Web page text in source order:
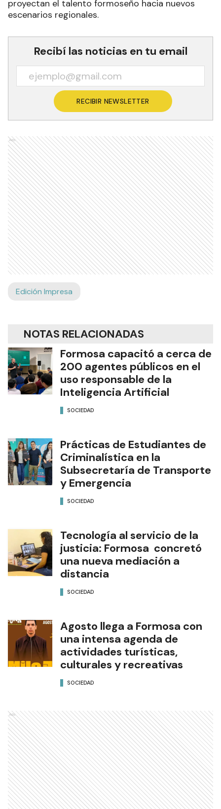
proyectan el talento formoseño hacia nuevos
escenarios regionales.
Recibí las noticias en tu email
RECIBIR NEWSLETTER
Ads
Edición Impresa
NOTAS RELACIONADAS
Formosa capacitó a cerca de
200 agentes públicos en el
uso responsable de la
Inteligencia Artificial
SOCIEDAD
Prácticas de Estudiantes de
Criminalística en la
Subsecretaría de Transporte
y Emergencia
SOCIEDAD
Tecnología al servicio de la
justicia: Formosa concretó
una nueva mediación a
distancia
SOCIEDAD
Agosto llega a Formosa con
una intensa agenda de
actividades turísticas,
culturales y recreativas
SOCIEDAD
Ads